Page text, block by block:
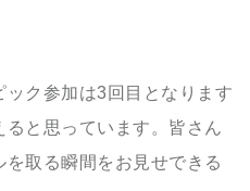
ック参加は3回目となります
と思っています。皆さん
取る瞬間をお見せできる